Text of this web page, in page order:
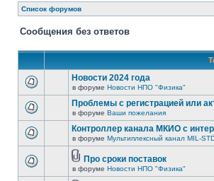
Список форумов
Сообщения без ответов
Новости 2024 года
в форуме Новости НПО "Физика"
Проблемы с регистрацией или
в форуме Ваши пожелания
Контроллер канала МКИО с
в форуме Мультиплексный канал MIL-
Про сроки поставок
в форуме Новости НПО "Физика"